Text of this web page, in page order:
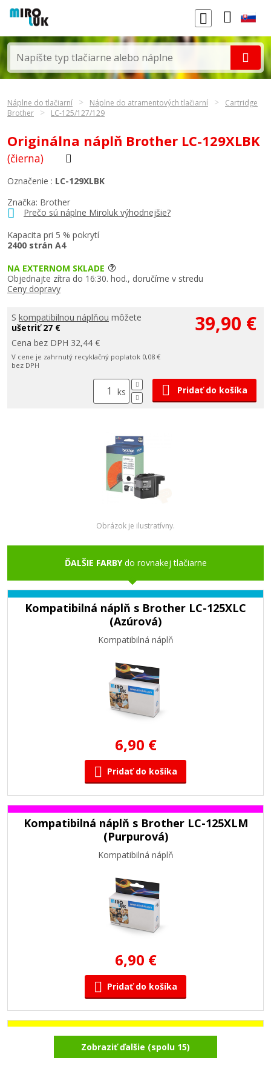
Náplne do tlačiarní Náplne do atramentových tlačiarní
Cartridge
Brother
LC-125/127/129
Originálna náplň Brother LC-129XLBK
(čierna)
Značka: Brother
Prečo sú náplne Miroluk výhodnejšie?
Kapacita pri 5 % pokrytí
2400 strán A4
Označenie : LC-129XLBK
NA EXTERNOM SKLADE
Objednajte zítra do 16:30. hod., doručíme v stredu
Ceny dopravy
S kompatibilnou náplňou môžete
ušetriť 27 €
Cena bez DPH 32,44 €
V cene je zahrnutý recyklačný poplatok 0,08 €
bez DPH
39,90 €
ks Pridať do košíka
Obrázok je ilustratívny.
ĎALŠIE FARBYdo rovnakej tlačiarne
Kompatibilná náplň s Brother LC-125XLC
(Azúrová)
Kompatibilná náplň
6,90 €
Pridať do košíka
Kompatibilná náplň s Brother LC-125XLM
(Purpurová)
Kompatibilná náplň
6,90 €
Pridať do košíka
Kompatibilná náplň s Brother LC-125XLY
(Žltá)
Zobraziť ďalšie (spolu 15)